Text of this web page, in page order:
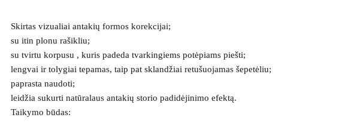
Skirtas vizualiai antakių formos korekcijai;
su itin plonu rašikliu;
su tvirtu korpusu , kuris padeda tvarkingiems potėpiams piešti;
lengvai ir tolygiai tepamas, taip pat sklandžiai retušuojamas šepetėliu;
paprasta naudoti;
leidžia sukurti natūralaus antakių storio padidėjinimo efektą.
Taikymo būdas: